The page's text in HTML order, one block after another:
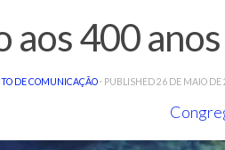
aos 400
DE COMUNICAÇÃO · PUBLISHED26 DE MAIO DE